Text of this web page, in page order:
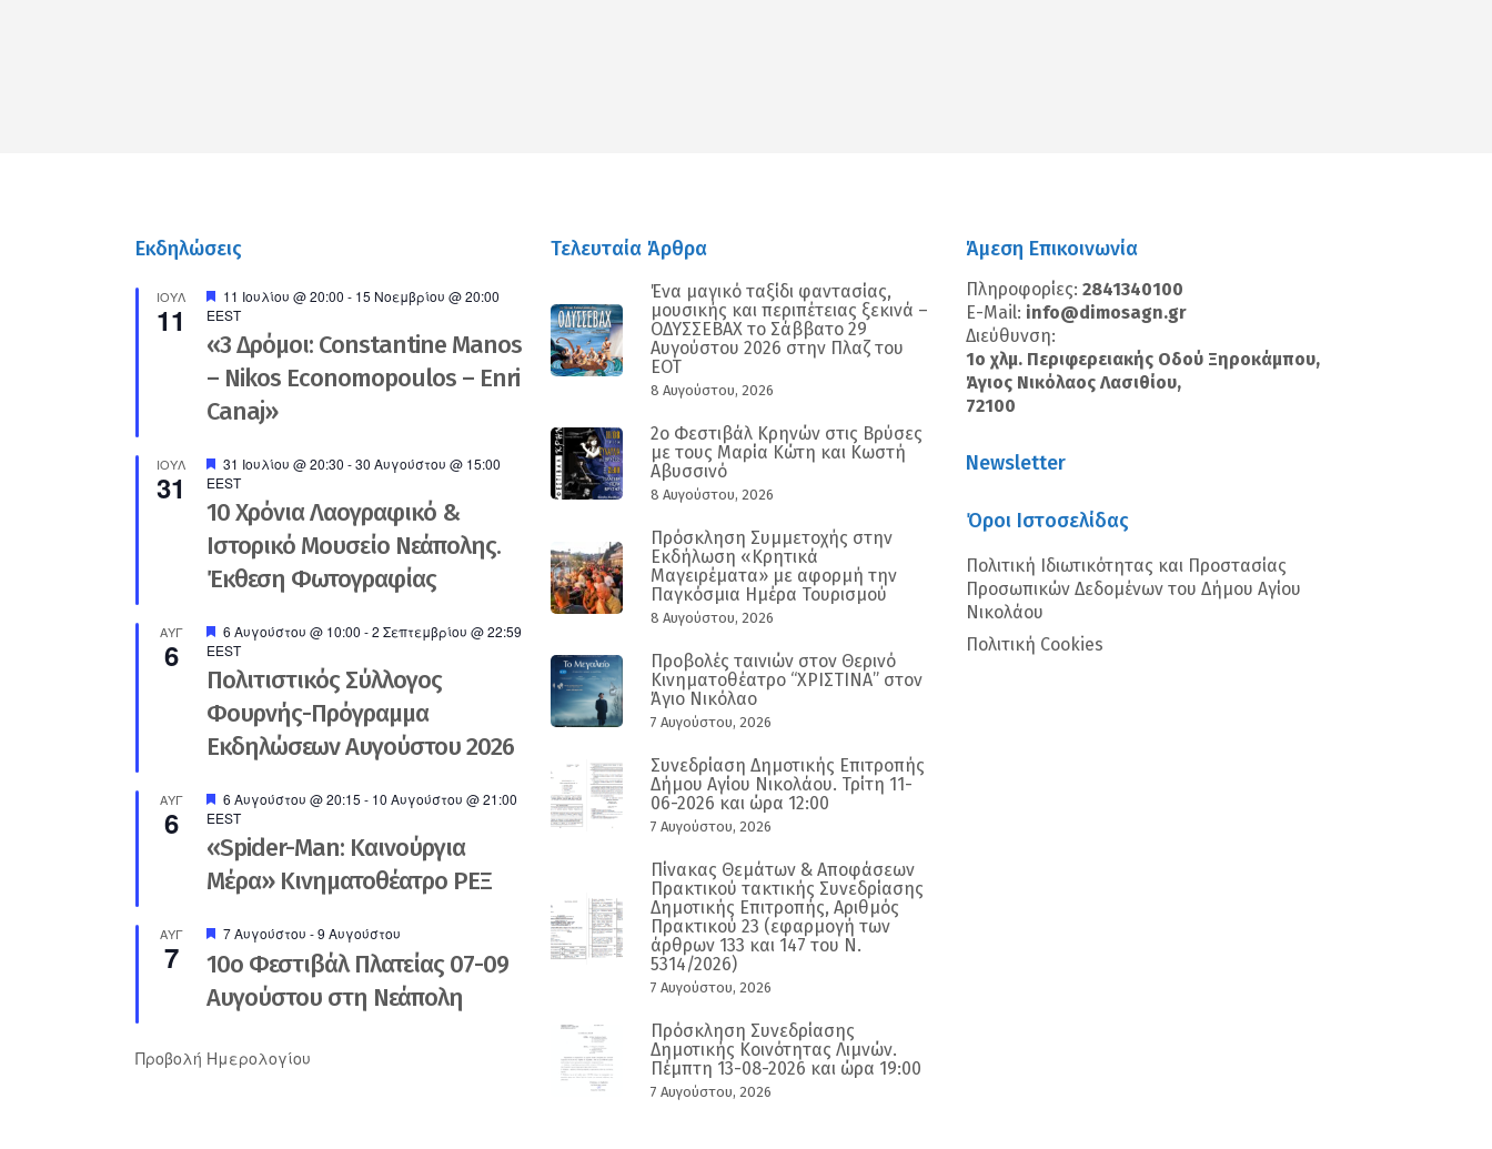
Εκδηλώσεις
ΙΟΎΛ
11
Προτεινόμενο
11 Ιουλίου @ 20:00 - 15 Νοεμβρίου @ 20:00
EEST
«3 Δρόμοι: Constantine Manos
– Nikos Economopoulos – Enri
Canaj»
ΙΟΎΛ
31
Προτεινόμενο
31 Ιουλίου @ 20:30 -30 Αυγούστου @ 15:00
EEST
10 Χρόνια Λαογραφικό &
Ιστορικό Μουσείο Νεάπολης.
Έκθεση Φωτογραφίας
ΑΥΓ
6
Προτεινόμενο
6 Αυγούστου @ 10:00 -2 Σεπτεμβρίου @ 22:59
EEST
Πολιτιστικός Σύλλογος
Φουρνής-Πρόγραμμα
Εκδηλώσεων Αυγούστου 2026
ΑΥΓ
6
Προτεινόμενο
6 Αυγούστου @ 20:15 - 10 Αυγούστου @ 21:00
EEST
«Spider-Man: Καινούργια
Μέρα» Κινηματοθέατρο ΡΕΞ
ΑΥΓ
7
Προτεινόμενο
7 Αυγούστου -9 Αυγούστου
10ο Φεστιβάλ Πλατείας 07-09
Αυγούστου στη Νεάπολη
Προβολή Ημερολογίου
Τελευταία Άρθρα
Ένα μαγικό ταξίδι φαντασίας,
μουσικής και περιπέτειας ξεκινά –
ΟΔΥΣΣΕΒΑΧ το Σάββατο 29
Αυγούστου 2026 στην Πλαζ του
ΕΟΤ
8 Αυγούστου, 2026
2ο Φεστιβάλ Κρηνών στις Βρύσες
με τους Μαρία Κώτη και Κωστή
Αβυσσινό
8 Αυγούστου, 2026
Πρόσκληση Συμμετοχής στην
Εκδήλωση «Κρητικά
Μαγειρέματα» με αφορμή την
Παγκόσμια Ημέρα Τουρισμού
8 Αυγούστου, 2026
Προβολές ταινιών στον Θερινό
Κινηματοθέατρο “ΧΡΙΣΤΙΝΑ” στον
Άγιο Νικόλαο
7 Αυγούστου, 2026
Συνεδρίαση Δημοτικής Επιτροπής
Δήμου Αγίου Νικολάου. Τρίτη 11-
06-2026 και ώρα 12:00
7 Αυγούστου, 2026
Πίνακας Θεμάτων & Αποφάσεων
Πρακτικού τακτικής Συνεδρίασης
Δημοτικής Επιτροπής, Αριθμός
Πρακτικού 23 (εφαρμογή των
άρθρων 133 και 147 του Ν.
5314/2026)
7 Αυγούστου, 2026
Πρόσκληση Συνεδρίασης
Δημοτικής Κοινότητας Λιμνών.
Πέμπτη 13-08-2026 και ώρα 19:00
7 Αυγούστου, 2026
Άμεση Επικοινωνία
Πληροφορίες: 2841340100
E-Mail: info@dimosagn.gr
Διεύθυνση:
1ο χλμ. Περιφερειακής Οδού Ξηροκάμπου,
Άγιος Νικόλαος Λασιθίου,
72100
Newsletter
Όροι Ιστοσελίδας
Πολιτική Ιδιωτικότητας και Προστασίας
Προσωπικών Δεδομένων του Δήμου Αγίου
Νικολάου
Πολιτική Cookies